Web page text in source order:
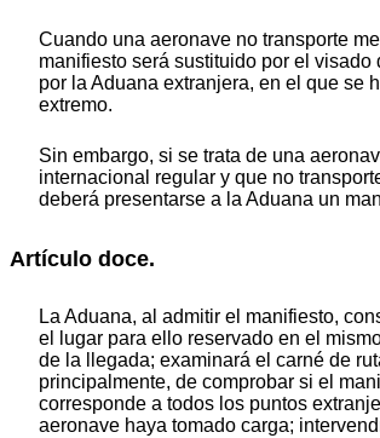
Cuando una aeronave no transporte
manifiesto será sustituido por el visado
por la Aduana extranjera, en el que se
extremo.
Sin embargo, si se trata de una
internacional regular y que no
deberá presentarse a la Aduana un
Artículo doce.
La Aduana, al admitir el manifiesto,
el lugar para ello reservado en el
de la llegada; examinará el carné de
principalmente, de comprobar si el
corresponde a todos los puntos
aeronave haya tomado carga;